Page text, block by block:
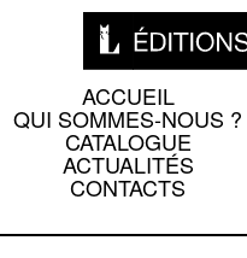
ACCUEIL
QUI SOMMES-NOUS ?
CATALOGUE
ACTUALITÉS
CONTACTS